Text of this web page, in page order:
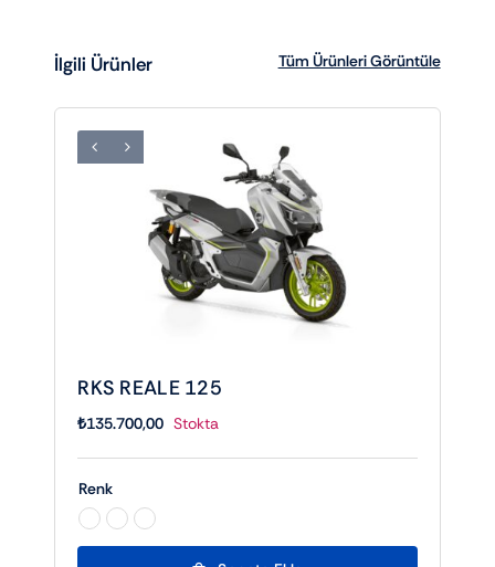
İlgili Ürünler Tüm Ürünleri Görüntüle
RKS REALE 125
₺135.700,00 Stokta
Renk